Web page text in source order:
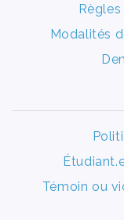
Modalités
Témoin ou